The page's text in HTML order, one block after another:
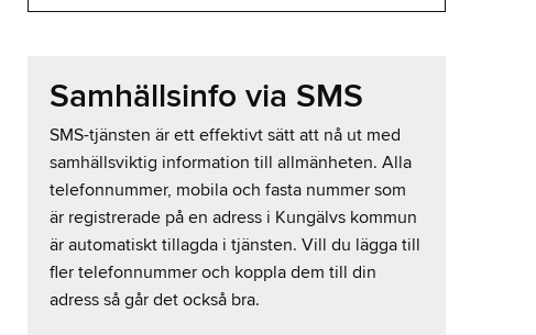
Samhällsinfo via SMS
SMS-tjänsten är ett effektivt sätt att nå ut med
samhällsviktig information till allmänheten. Alla
telefonnummer, mobila och fasta nummer som
är registrerade på en adress i Kungälvs kommun
är automatiskt tillagda i tjänsten. Vill du lägga till
fler telefonnummer och koppla dem till din
adress så går det också bra.